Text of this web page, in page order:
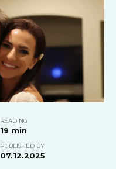
READING
19 min
PUBLISHED BY
07.12.2025